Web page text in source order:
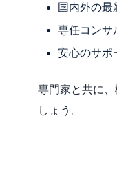
国内外の最
専任コンサ
安心のサポ
専門家と共に
しょう。